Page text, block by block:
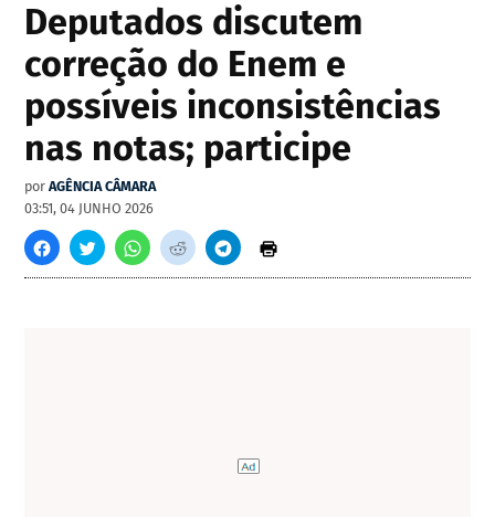
Deputados discutem
correção do Enem e
possíveis inconsistências
nas notas; participe
por AGÊNCIA CÂMARA
03:51, 04 JUNHO 2026